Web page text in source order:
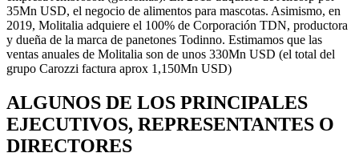
35Mn USD, el negocio de alimentos para mascotas. Asimismo, en
2019, Molitalia adquiere el 100% de Corporación TDN, productora
y dueña de la marca de panetones Todinno. Estimamos que las
ventas anuales de Molitalia son de unos 330Mn USD (el total del
grupo Carozzi factura aprox 1,150Mn USD)
ALGUNOS DE LOS PRINCIPALES
EJECUTIVOS, REPRESENTANTES O
DIRECTORES